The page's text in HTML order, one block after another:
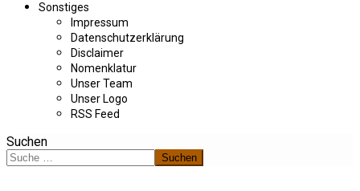
Sonstiges
Impressum
Datenschutzerklärung
Disclaimer
Nomenklatur
Unser Team
Unser Logo
RSS Feed
Suchen
Suchen